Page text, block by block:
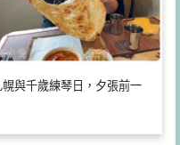
與千歲練琴日，夕張前一